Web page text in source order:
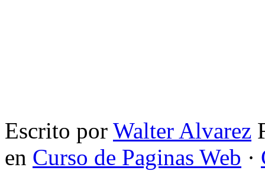
Escrito por Walter Alvarez
en Curso de Paginas Web ·